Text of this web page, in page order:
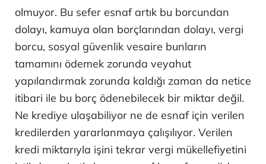
olmuyor. Bu sefer esnaf artık bu borcundan
dolayı, kamuya olan borçlarından dolayı, vergi
borcu, sosyal güvenlik vesaire bunların
tamamını ödemek zorunda veyahut
yapılandırmak zorunda kaldığı zaman da netice
itibari ile bu borç ödenebilecek bir miktar değil.
Ne krediye ulaşabiliyor ne de esnaf için verilen
kredilerden yararlanmaya çalışılıyor. Verilen
kredi miktarıyla işini tekrar vergi mükellefiyetini